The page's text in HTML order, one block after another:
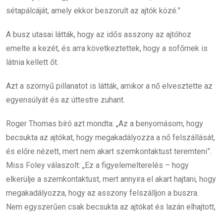
sétapálcáját, amely ekkor beszorult az ajtók közé.”
A busz utasai látták, hogy az idős asszony az ajtóhoz
emelte a kezét, és arra következtettek, hogy a sofőrnek is
látnia kellett őt.
Azt a szörnyű pillanatot is látták, amikor a nő elvesztette az
egyensúlyát és az úttestre zuhant.
Roger Thomas bíró azt mondta: „Az a benyomásom, hogy
becsukta az ajtókat, hogy megakadályozza a nő felszállását,
és előre nézett, mert nem akart szemkontaktust teremteni”.
Miss Foley válaszolt: „Ez a figyelemelterelés – hogy
elkerülje a szemkontaktust, mert annyira el akart hajtani, hogy
megakadályozza, hogy az asszony felszálljon a buszra.
Nem egyszerűen csak becsukta az ajtókat és lazán elhajtott,